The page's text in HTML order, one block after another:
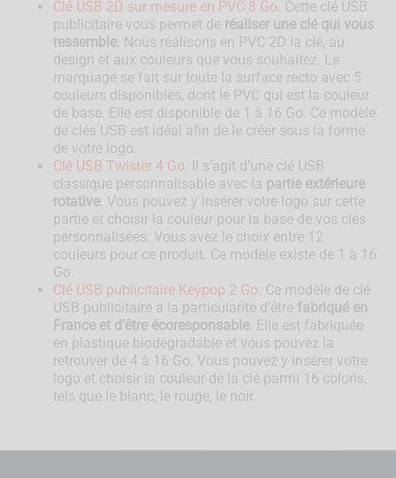
Clé USB 2D sur mesure en PVC 8 Go . Cette clé USB
publicitaire vous permet de réaliser une clé qui vous
ressemble . Nous réalisons en PVC 2D la clé, au
design et aux couleurs que vous souhaitez. Le
marquage se fait sur toute la surface recto avec 5
couleurs disponibles, dont le PVC qui est la couleur
de base. Elle est disponible de 1 à 16 Go. Ce modèle
de clés USB est idéal afin de le créer sous la forme
de votre logo.
Clé USB Twister 4 Go . Il s’agit d’une clé USB
classique personnalisable avec la partie extérieure
rotative . Vous pouvez y insérer votre logo sur cette
partie et choisir la couleur pour la base de vos clés
personnalisées. Vous avez le choix entre 12
couleurs pour ce produit. Ce modèle existe de 1 à 16
Go.
Clé USB publicitaire Keypop 2 Go . Ce modèle de clé
USB publicitaire a la particularité d’être fabriqué en
France et d’être écoresponsable . Elle est fabriquée
en plastique biodégradable et vous pouvez la
retrouver de 4 à 16 Go. Vous pouvez y insérer votre
logo et choisir la couleur de la clé parmi 16 coloris,
tels que le blanc, le rouge, le noir.